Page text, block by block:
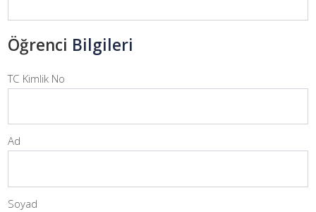
Öğrenci Bilgileri
TC Kimlik No
Ad
Soyad